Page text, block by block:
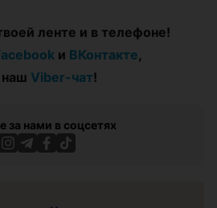
ленте и в телефоне!
и ВКонтакте,
наш Viber-чат!
за нами в соцсетях